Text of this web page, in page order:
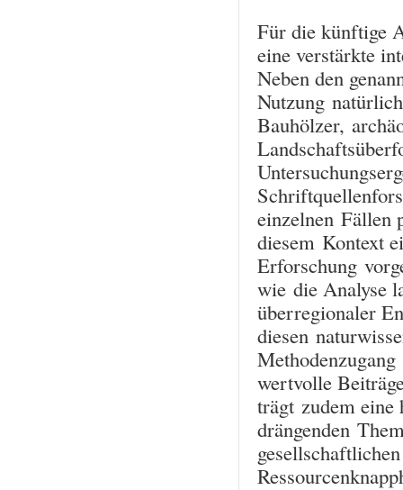
Für die künftige
eine verstärkte
Neben den
Nutzung
Bauhölzer,
einzelnen Fällen
diesem Kontext
Erforschung
wie die Analyse
überregionaler
diesen
wertvolle
trägt zudem eine
drängenden